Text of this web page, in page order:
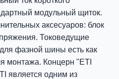
модульный щиток.
аксесуаров: блок
Токоведущие
фазной шины есть как
монтажа. Концерн "ETI
является одним из